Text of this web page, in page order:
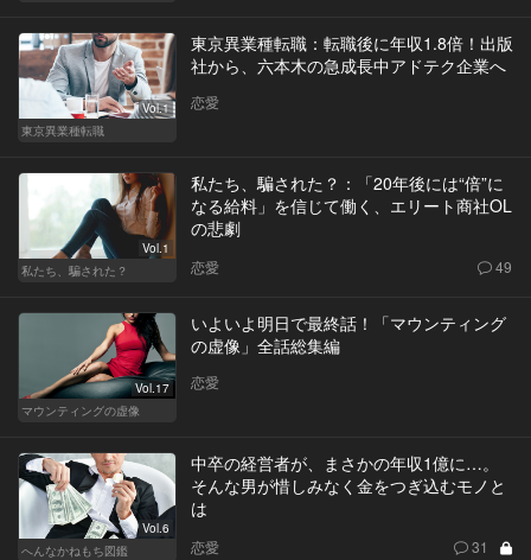
Vol.1
東京異業種転職
東京異業種転職：転職後に年収1.8倍！出版
社から、六本木の急成長中アドテク企業へ
恋愛
Vol.1
私たち、騙された？
私たち、騙された？：「20年後には“倍”に
なる給料」を信じて働く、エリート商社OL
の悲劇
恋愛 49
Vol.17
マウンティングの虚像
いよいよ明日で最終話！「マウンティング
の虚像」全話総集編
恋愛
Vol.6
へんなかねもち図鑑
中卒の経営者が、まさかの年収1億に…。
そんな男が惜しみなく金をつぎ込むモノと
は
恋愛 31